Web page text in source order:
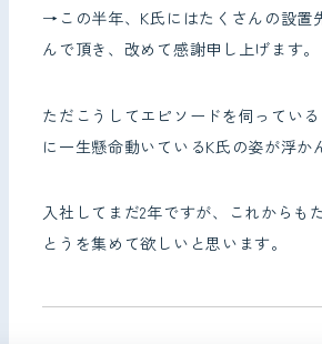
→この半年、K氏にはたくさんの設置
んで頂き、改めて感謝申し上げます。
ただこうしてエピソードを伺ってい
に一生懸命動いているK氏の姿が浮か
入社してまだ2年ですが、これからも
とうを集めて欲しいと思います。